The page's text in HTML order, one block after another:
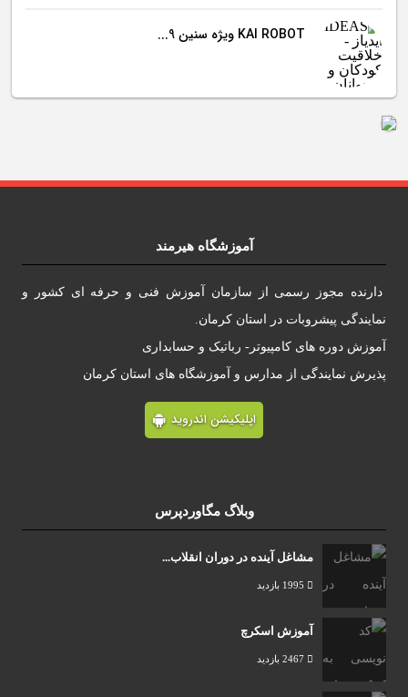
KAI ROBOT ویژه سنین 9...
آموزشگاه هیرمند
دارنده مجوز رسمی از سازمان آموزش فنی و حرفه ای کشور و
نمایندگی پیشروبات در استان کرمان.
آموزش دوره های کامپیوتر- رباتیک و حسابداری
پذیرش نمایندگی از مدارس و آموزشگاه های استان کرمان
اپلیکیشن اندروید
وبلاگ مگاوردپرس
مشاغل آینده در دوران انقلاب...
آموزش اسکرچ